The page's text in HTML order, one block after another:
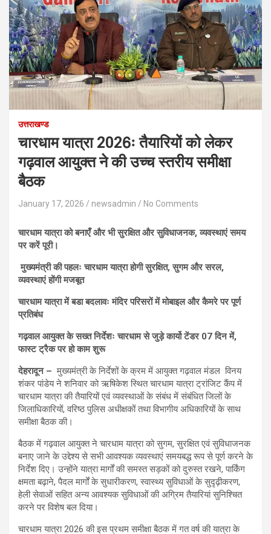
उत्तराखण्ड
चारधाम यात्रा 2026ः तैयारियों को लेकर
गढ़वाल आयुक्त ने की उच्च स्तरीय समीक्षा
बैठक
January 17, 2026 newsadmin No Comments
चारधाम यात्रा को बनाएँ और भी सुरक्षित और सुविधाजनक, व्यवस्थाएं समय
पर करें पूरी।
मुख्यमंत्री की पहलः चारधाम यात्रा होगी सुरक्षित, सुगम और सरल,
व्यवस्थाएं होंगी मजबूत
चारधाम यात्रा में बडा बदलावः मंदिर परिसरों में मोबाइल और कैमरे पर पूर्ण
प्रतिबंध
गढ़वाल आयुक्त के सख्त निर्देशः चारधाम से जुड़े कार्यो टेंडर 07 दिन में,
फास्ट ट्रैक पर हो काम शुरू
देहरादून – मुख्यमंत्री के निर्देशों के क्रम में आयुक्त गढ़वाल मंडल विनय
शंकर पांडेय ने शनिवार को ऋषिकेश स्थित चारधाम यात्रा ट्रांजिट कैंप में
चारधाम यात्रा की तैयारियों एवं व्यवस्थाओं के संबंध में संबंधित जिलों के
जिलाधिकारियों, वरिष्ठ पुलिस अधीक्षकों तथा विभागीय अधिकारियों के साथ
समीक्षा बैठक की।
बैठक में गढ़वाल आयुक्त ने चारधाम यात्रा को सुगम, सुरक्षित एवं सुविधाजनक
बनाए जाने के उद्देश्य से सभी आवश्यक व्यवस्थाएं समयबद्ध रूप से पूर्ण करने के
निर्देश दिए। उन्होंने यात्रा मार्गों की समस्त सड़कों को दुरुस्त रखने, पार्किंग
क्षमता बढ़ाने, पैदल मार्गों के सुधारीकरण, स्वास्थ्य सुविधाओं के सुदृढ़ीकरण,
हेली सेवाओं सहित अन्य आवश्यक सुविधाओं की अग्रिम तैयारियां सुनिश्चित
करने पर विशेष बल दिया।
चारधाम यात्रा 2026 की इस प्रथम समीक्षा बैठक में गत वर्ष की यात्रा के